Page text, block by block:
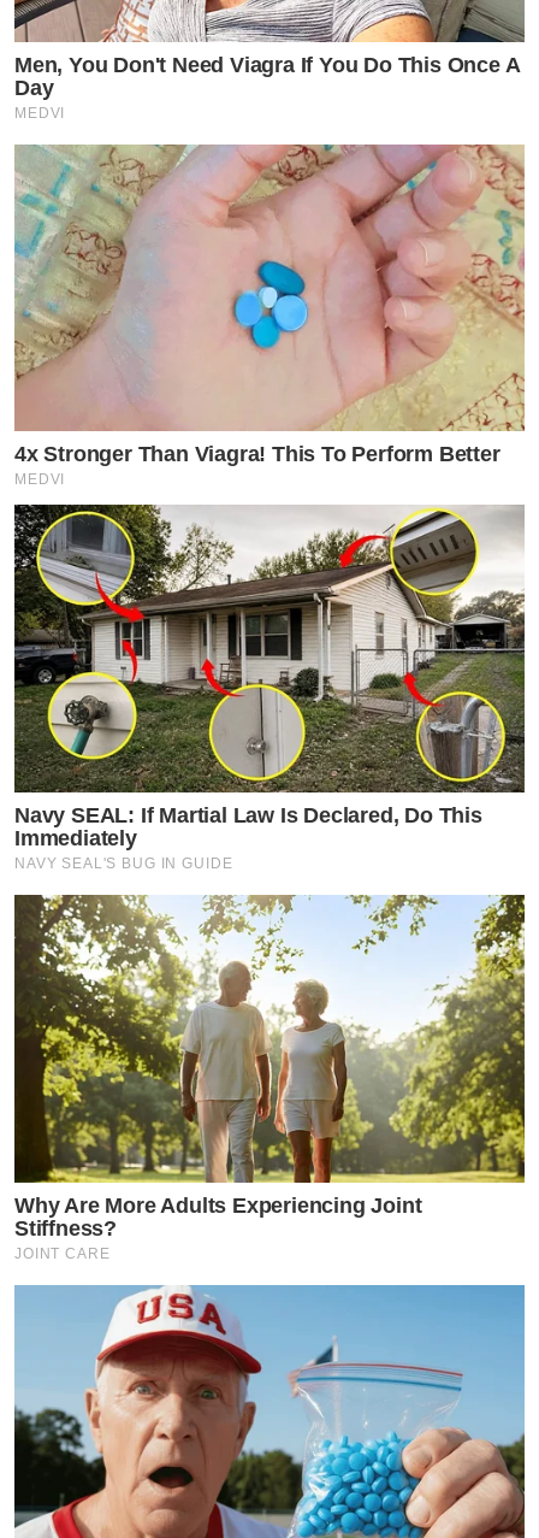
Men, You Don't Need Viagra If You Do This Once A
Day
MEDVI
4x Stronger Than Viagra! This To Perform Better
MEDVI
Navy SEAL: If Martial Law Is Declared, Do This
Immediately
NAVY SEAL'S BUG IN GUIDE
Why Are More Adults Experiencing Joint
Stiffness?
JOINT CARE